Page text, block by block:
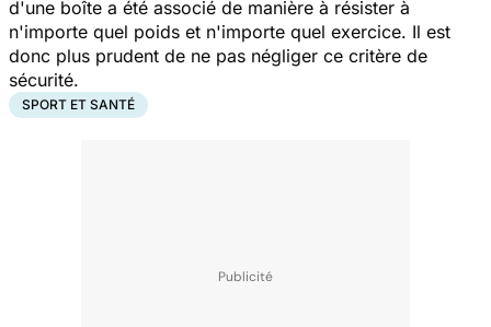
d'une boîte a été associé de manière à résister à
n'importe quel poids et n'importe quel exercice. Il est
donc plus prudent de ne pas négliger ce critère de
sécurité.
SPORT ET SANTÉ